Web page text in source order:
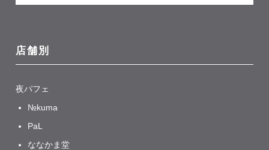
店舗別
夜パフェ
№kuma
PaL
ななかま堂